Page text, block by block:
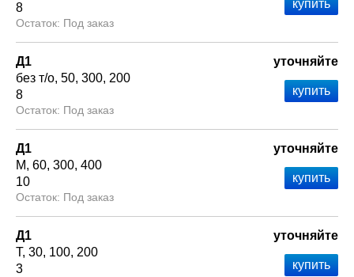
8
Под заказ
Д1
без т/о 50 300 200
8
Под заказ
уточняйте
Д1
М 60 300 400
10
Под заказ
уточняйте
Д1
Т 30 100 200
3
уточняйте